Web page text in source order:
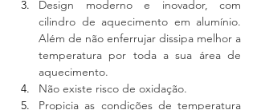
Design moderno e inovador, com
cilindro de aquecimento em alumínio.
Além de não enferrujar dissipa melhor a
temperatura por toda a sua área de
aquecimento.
Não existe risco de oxidação.
Propicia as condições de temperatura